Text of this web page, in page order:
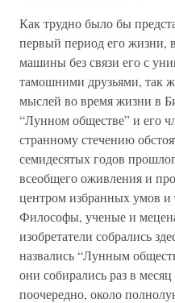
Как трудно было бы
первый период его жизни,
машины без связи его с
тамошними друзьями, так
мыслей во время жизни в
“Лунном обществе” и его
странному стечению
семидесятых годов
всеобщего оживления и
центром избранных умов и
Философы, ученые и
изобретатели собрались
назвались “Лунным
они собирались раз в
поочередно, около